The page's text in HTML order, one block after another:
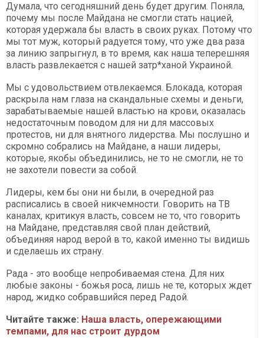
Думала, что сегодняшний день будет другим. Поняла,
почему мы после Майдана не смогли стать нацией,
которая удержала бы власть в своих руках. Потому что
мы тот муж, который радуется тому, что уже два раза
за линию запрыгнул, в то время, как наша теперешняя
власть развлекается с нашей затр*ханой Украиной.
Мы с удовольствием отвлекаемся. Блокада, которая
раскрыла нам глаза на скандальные схемы и деньги,
зарабатываемые нашей властью на крови, оказалась
недостаточным поводом для ни для массовых
протестов, ни для внятного лидерства. Мы послушно и
скромно собрались на Майдане, а наши лидеры,
которые, якобы объединились, не то не смогли, не то
не захотели повести за собой.
Лидеры, кем бы они ни были, в очередной раз
расписались в своей никчемности. Говорить на ТВ
каналах, критикуя власть, совсем не то, что говорить
на Майдане, представляя свой план действий,
объединяя народ верой в то, какой именно ты видишь
и сделаешь их страну.
Рада - это вообще непробиваемая стена. Для них
любые законы - божья роса, лишь не те, которых ждет
народ, жидко собравшийся перед Радой.
Читайте также: Наша власть, опережающими
темпами, для нас строит дурдом